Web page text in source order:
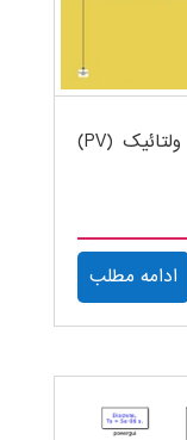
طراحی اینورتر برای سلول های فتو ولتائیک (PV)
ادامه مطلب